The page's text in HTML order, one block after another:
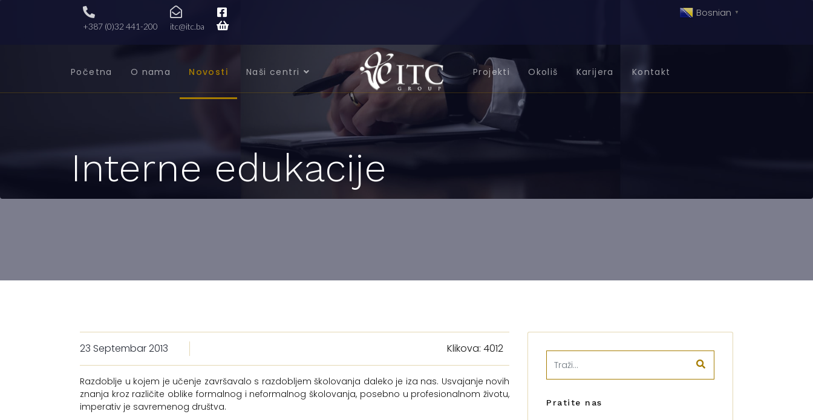
+387 (0)32 441-200 itc@itc.ba
Bosnian ▼
Početna O nama Novosti Naši centri Projekti Okoliš Karijera Kontakt
Interne edukacije
23 Septembar 2013 Klikova: 4012
Razdoblje u kojem je učenje završavalo s razdobljem školovanja daleko je iza nas. Usvajanje novih
znanja kroz različite oblike formalnog i neformalnog školovanja, posebno u profesionalnom životu,
imperativ je savremenog društva.
Pratite nas